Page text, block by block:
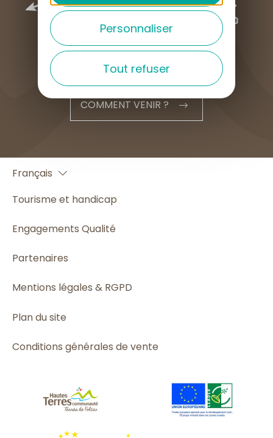
COMMENT VENIR ?
Français
Español
Tourisme et handicap
Engagements Qualité
Partenaires
Mentions légales & RGPD
Plan du site
Conditions générales de vente
Personnaliser
Tout refuser